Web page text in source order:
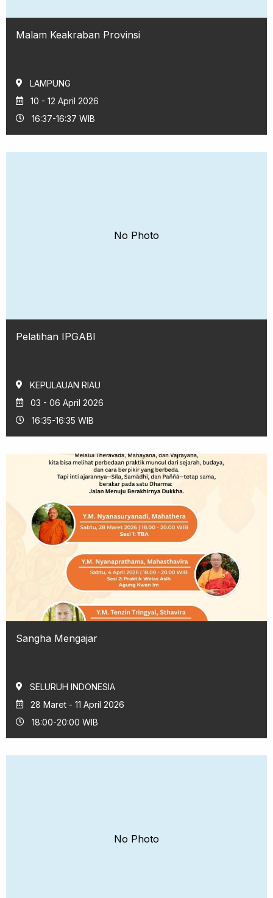
Malam Keakraban Provinsi
LAMPUNG
10 - 12 April 2026
16:37-16:37 WIB
No Photo
Pelatihan IPGABI
KEPULAUAN RIAU
03 - 06 April 2026
16:35-16:35 WIB
Sangha Mengajar
SELURUH INDONESIA
28 Maret - 11 April 2026
18:00-20:00 WIB
No Photo